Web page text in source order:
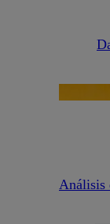
Análisis